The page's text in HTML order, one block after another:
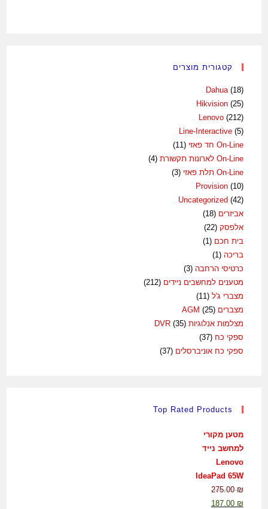
קטגורית מוצרים
Dahua (18)
Hikvision (25)
Lenovo (212)
Line-Interactive (5)
On-Line חד פאזי
(11)
On-Line לארונות תקשורת
(4)
On-Line תלת פאזי
(3)
Provision (10)
Uncategorized (42)
אביזרים (18)
אלפסק (22)
בית חכם (1)
בריכה (1)
כרטיסי הרחבה (3)
מטענים למחשבים ניידים (212)
מצברי ג'ל (11)
מצברים AGM(25)
מצלמות אנלוגיות DVR(35)
ספקי כח (37)
ספקי כח אוניברסלים (37)
Top Rated Products
מטען מקורי
למחשב נייד
Lenovo
IdeaPad 65W
275.00₪
187.00 ₪